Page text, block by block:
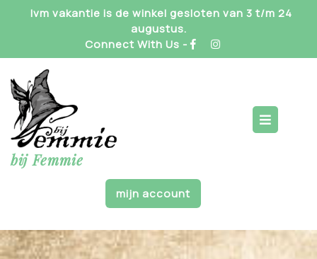
Ivm vakantie is de winkel gesloten van 3 t/m 24
augustus.
Connect With Us -
bij Femmie
mijn account